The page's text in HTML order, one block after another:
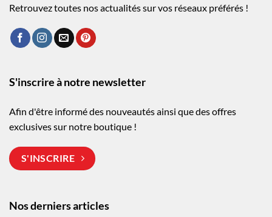
Retrouvez toutes nos actualités sur vos réseaux préférés !
Nos derniers articles
S'inscrire à notre newsletter
Afin d'être informé des nouveautés ainsi que des offres
exclusives sur notre boutique !
S'INSCRIRE